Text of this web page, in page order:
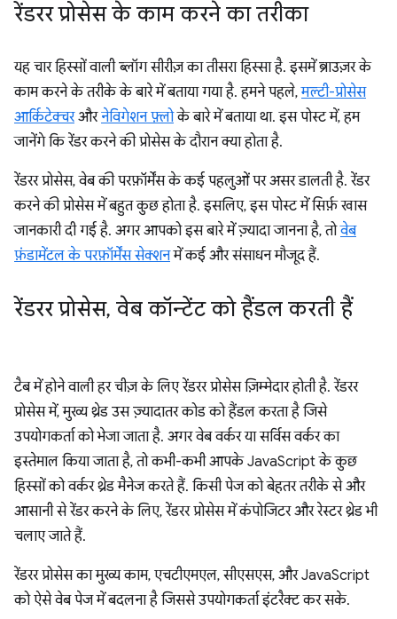
रेंडरर प्रोसेस के काम करने का तरीका
यह चार हिस्सों वाली ब्लॉग सीरीज़ का तीसरा हिस्सा है. इसमें ब्राउज़र के
काम करने के तरीके के बारे में बताया गया है. हमने पहले,मल्टी-प्रोसेस
आर्किटेक्चरऔरनेविगेशन फ़्लोके बारे में बताया था. इस पोस्ट में, हम
जानेंगे कि रेंडर करने की प्रोसेस के दौरान क्या होता है.
रेंडरर प्रोसेस, वेब की परफ़ॉर्मेंस के कई पहलुओं पर असर डालती है. रेंडर
करने की प्रोसेस में बहुत कुछ होता है. इसलिए, इस पोस्ट में सिर्फ़ खास
जानकारी दी गई है. अगर आपको इस बारे में ज़्यादा जानना है, तोवेब
फ़ंडामेंटल के परफ़ॉर्मेंस सेक्शनमें कई और संसाधन मौजूद हैं.
रेंडरर प्रोसेस, वेब कॉन्टेंट को हैंडल करती हैं
टैब में होने वाली हर चीज़ के लिए रेंडरर प्रोसेस ज़िम्मेदार होती है. रेंडरर
प्रोसेस में, मुख्य थ्रेड उस ज़्यादातर कोड को हैंडल करता है जिसे
उपयोगकर्ता को भेजा जाता है. अगर वेब वर्कर या सर्विस वर्कर का
इस्तेमाल किया जाता है, तो कभी-कभी आपके JavaScript के कुछ
हिस्सों को वर्कर थ्रेड मैनेज करते हैं. किसी पेज को बेहतर तरीके से और
आसानी से रेंडर करने के लिए, रेंडरर प्रोसेस में कंपोजिटर और रेस्टर थ्रेड भी
चलाए जाते हैं.
रेंडरर प्रोसेस का मुख्य काम, एचटीएमएल, सीएसएस, और JavaScript
को ऐसे वेब पेज में बदलना है जिससे उपयोगकर्ता इंटरैक्ट कर सके.